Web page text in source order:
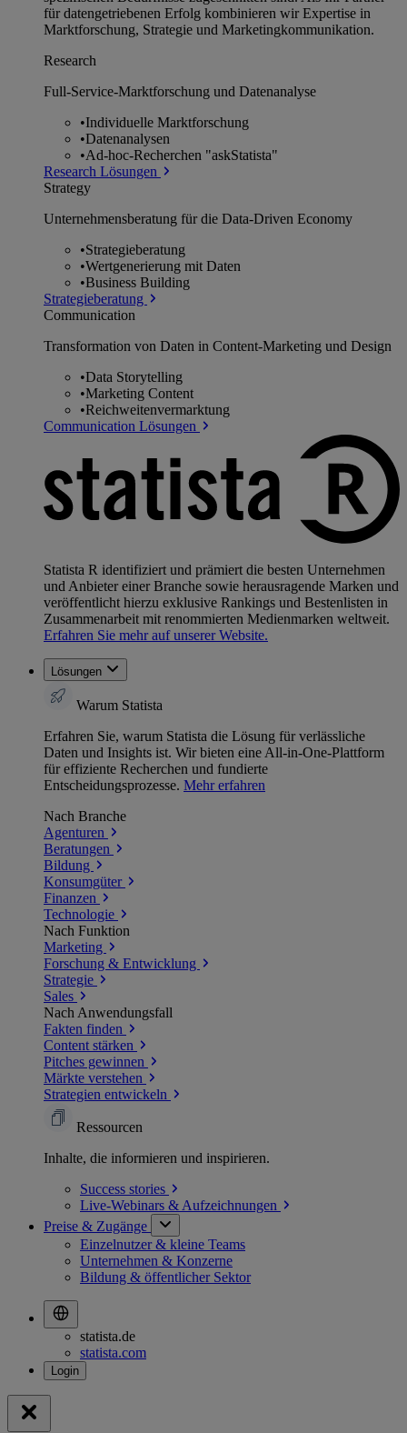
für datengetriebenen Erfolg kombinieren wir Expertise in
Marktforschung, Strategie und Marketingkommunikation.
Research
Full-Service-Marktforschung und Datenanalyse
•Individuelle Marktforschung
•Datenanalysen
•Ad-hoc-Recherchen "askStatista"
Research Lösungen
Strategy
Unternehmens­beratung für die Data-Driven Economy
•Strategieberatung
•Wertgenerierung mit Daten
•Business Building
Strategieberatung
Communication
Transformation von Daten in Content-Marketing und Design
•Data Storytelling
•Marketing Content
•Reichweitenvermarktung
Communication Lösungen
Statista R identifiziert und prämiert die besten Unternehmen
und Anbieter einer Branche sowie herausragende Marken und
veröffentlicht hierzu exklusive Rankings und Bestenlisten in
Zusammenarbeit mit renommierten Medienmarken weltweit.
Erfahren Sie mehr auf unserer Website.
Lösungen
Warum Statista
Erfahren Sie, warum Statista die Lösung für verlässliche
Daten und Insights ist. Wir bieten eine All-in-One-Plattform
für effiziente Recherchen und fundierte
Entscheidungsprozesse. Mehr erfahren
Nach Branche
Agenturen
Beratungen
Bildung
Konsumgüter
Finanzen
Technologie
Nach Funktion
Marketing
Forschung & Entwicklung
Strategie
Sales
Nach Anwendungsfall
Fakten finden
Content stärken
Pitches gewinnen
Märkte verstehen
Strategien entwickeln
Ressourcen
Inhalte, die informieren und inspirieren.
Success stories
Live-Webinars & Aufzeichnungen
Preise & Zugänge
Einzelnutzer & kleine Teams
Unternehmen & Konzerne
Bildung & öffentlicher Sektor
statista.de
statista.com